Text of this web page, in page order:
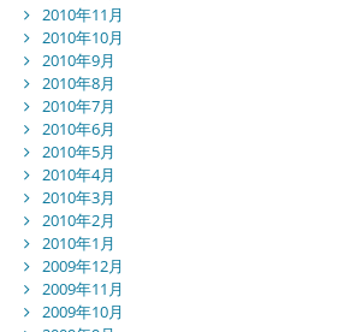
2010年11月
2010年10月
2010年9月
2010年8月
2010年7月
2010年6月
2010年5月
2010年4月
2010年3月
2010年2月
2010年1月
2009年12月
2009年11月
2009年10月